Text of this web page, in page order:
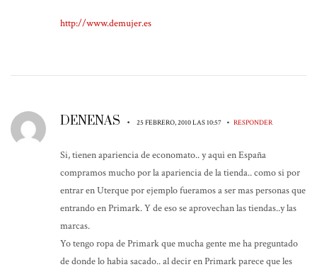
http://www.demujer.es
DENENAS • 25 FEBRERO, 2010 LAS 10:57 • RESPONDER
Si, tienen apariencia de economato.. y aqui en España
compramos mucho por la apariencia de la tienda.. como si por
entrar en Uterque por ejemplo fueramos a ser mas personas que
entrando en Primark. Y de eso se aprovechan las tiendas..y las
marcas.
Yo tengo ropa de Primark que mucha gente me ha preguntado
de donde lo habia sacado.. al decir en Primark parece que les